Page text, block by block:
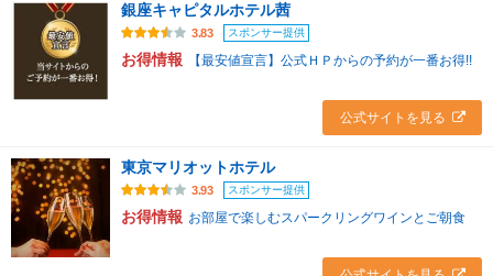
銀座キャピタルホテル茜
3.83 スポンサー提供
お得情報 【最安値宣言】公式ＨＰからの予約が一番お得!!
公式サイトを見る
東京マリオットホテル
3.93 スポンサー提供
お得情報 お部屋で楽しむスパークリングワインとご朝食